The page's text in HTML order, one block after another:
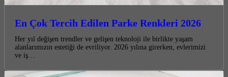
En Çok Tercih Edilen Parke Renkleri 2026
Her yıl değişen trendler ve gelişen teknoloji ile birlikte yaşam
alanlarımızın estetiği de evriliyor. 2026 yılına girerken, evlerimizi
ve iş…